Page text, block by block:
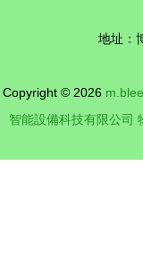
艦”
地址：
Copyright © 2026
智能設備科技有限公司